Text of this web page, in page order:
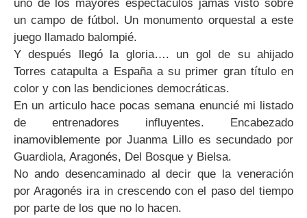
uno de los mayores espectáculos jamás visto sobre
un campo de fútbol. Un monumento orquestal a este
juego llamado balompié.
Y después llegó la gloria…. un gol de su ahijado
Torres catapulta a España a su primer gran título en
color y con las bendiciones democráticas.
En un articulo hace pocas semana enuncié mi listado
de entrenadores influyentes. Encabezado
inamoviblemente por Juanma Lillo es secundado por
Guardiola, Aragonés, Del Bosque y Bielsa.
No ando desencaminado al decir que la veneración
por Aragonés ira in crescendo con el paso del tiempo
por parte de los que no lo hacen.